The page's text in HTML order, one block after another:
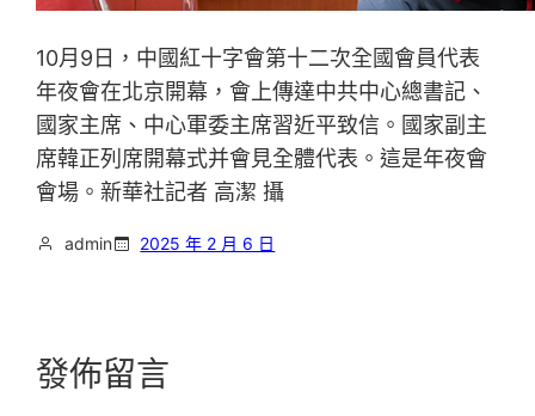
10月9日，中國紅十字會第十二次全國會員代表
年夜會在北京開幕，會上傳達中共中心總書記、
國家主席、中心軍委主席習近平致信。國家副主
席韓正列席開幕式并會見全體代表。這是年夜會
會場。新華社記者 高潔 攝
admin 2025 年 2 月 6 日
發佈留言